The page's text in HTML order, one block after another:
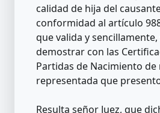
calidad de hija del
conformidad al artículo 988
que valida y
demostrar con las
Partidas de Nacimiento de
representada que
Resulta señor Juez, que